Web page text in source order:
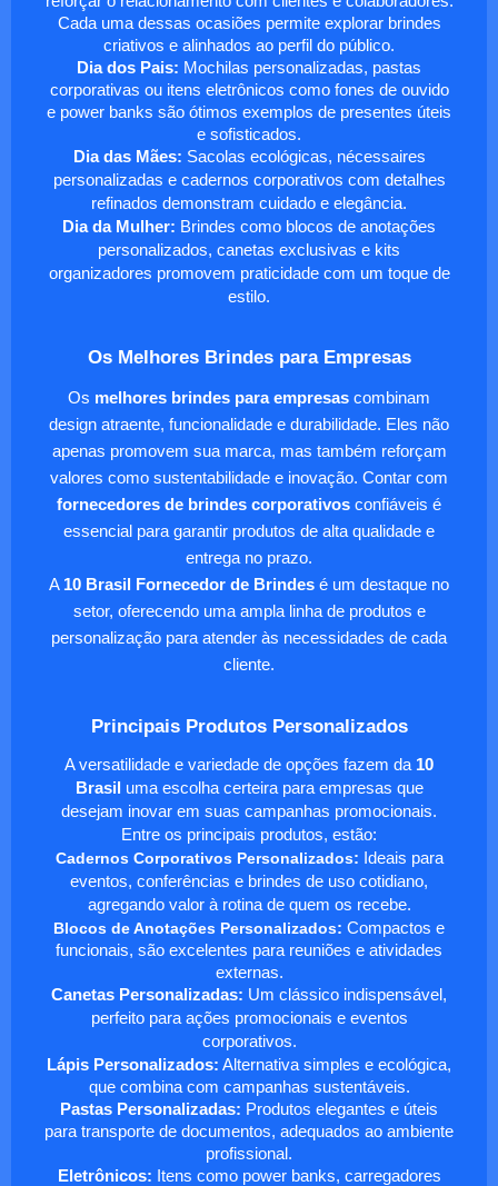
Cada uma dessas ocasiões permite explorar brindes
criativos e alinhados ao perfil do público.
Dia dos Pais: Mochilas personalizadas, pastas
corporativas ou itens eletrônicos como fones de ouvido
e power banks são ótimos exemplos de presentes úteis
e sofisticados.
Dia das Mães: Sacolas ecológicas, nécessaires
personalizadas e cadernos corporativos com detalhes
refinados demonstram cuidado e elegância.
Dia da Mulher: Brindes como blocos de anotações
personalizados, canetas exclusivas e kits
organizadores promovem praticidade com um toque de
estilo.
Os Melhores Brindes para Empresas
Os melhores brindes para empresas combinam
design atraente, funcionalidade e durabilidade. Eles não
apenas promovem sua marca, mas também reforçam
valores como sustentabilidade e inovação. Contar com
fornecedores de brindes corporativos confiáveis é
essencial para garantir produtos de alta qualidade e
entrega no prazo.
A 10 Brasil Fornecedor de Brindes é um destaque no
setor, oferecendo uma ampla linha de produtos e
personalização para atender às necessidades de cada
cliente.
Principais Produtos Personalizados
A versatilidade e variedade de opções fazem da 10
Brasiluma escolha certeira para empresas que
desejam inovar em suas campanhas promocionais.
Entre os principais produtos, estão:
Cadernos Corporativos Personalizados: Ideais para
eventos, conferências e brindes de uso cotidiano,
agregando valor à rotina de quem os recebe.
Blocos de Anotações Personalizados: Compactos e
funcionais, são excelentes para reuniões e atividades
externas.
Canetas Personalizadas: Um clássico indispensável,
perfeito para ações promocionais e eventos
corporativos.
Lápis Personalizados: Alternativa simples e ecológica,
que combina com campanhas sustentáveis.
Pastas Personalizadas: Produtos elegantes e úteis
para transporte de documentos, adequados ao ambiente
profissional.
Eletrônicos: Itens como power banks, carregadores